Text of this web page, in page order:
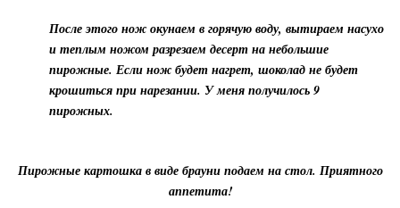
После этого нож окунаем в горячую воду, вытираем насухо
и теплым ножом разрезаем десерт на небольшие
пирожные. Если нож будет нагрет, шоколад не будет
крошиться при нарезании. У меня получилось 9
пирожных.
Пирожные картошка в виде брауни подаем на стол. Приятного
аппетита!